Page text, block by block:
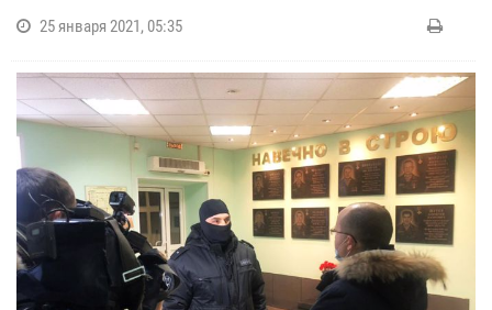
25 января 2021, 05:35